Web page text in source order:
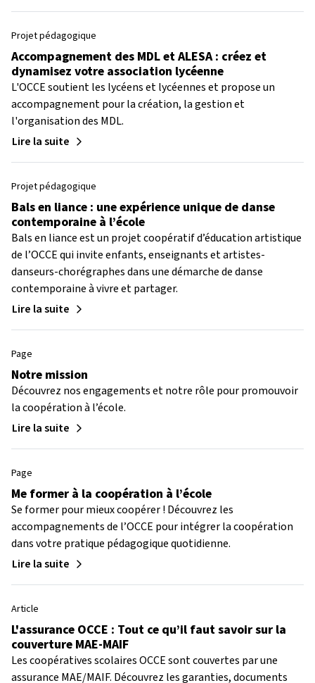
Projet pédagogique
Accompagnement des MDL et ALESA : créez et
dynamisez votre association lycéenne
L'OCCE soutient les lycéens et lycéennes et propose un
accompagnement pour la création, la gestion et
l'organisation des MDL.
Lire la suite
Projet pédagogique
Bals en liance : une expérience unique de danse
contemporaine à l’école
Bals en liance est un projet coopératif d’éducation artistique
de l’OCCE qui invite enfants, enseignants et artistes-
danseurs-chorégraphes dans une démarche de danse
contemporaine à vivre et partager.
Lire la suite
Page
Notre mission
Découvrez nos engagements et notre rôle pour promouvoir
la coopération à l’école.
Lire la suite
Page
Me former à la coopération à l’école
Se former pour mieux coopérer ! Découvrez les
accompagnements de l’OCCE pour intégrer la coopération
dans votre pratique pédagogique quotidienne.
Lire la suite
Article
L'assurance OCCE : Tout ce qu’il faut savoir sur la
couverture MAE-MAIF
Les coopératives scolaires OCCE sont couvertes par une
assurance MAE/MAIF. Découvrez les garanties, documents